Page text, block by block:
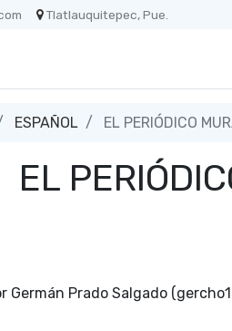
Tlatlauquitepec, Pue.
ESPAÑOL EL PERIÓDICO
EL
Germán Prado Salgado